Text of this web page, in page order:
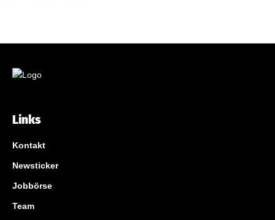
Links
Kontakt
Newsticker
Jobbörse
Team